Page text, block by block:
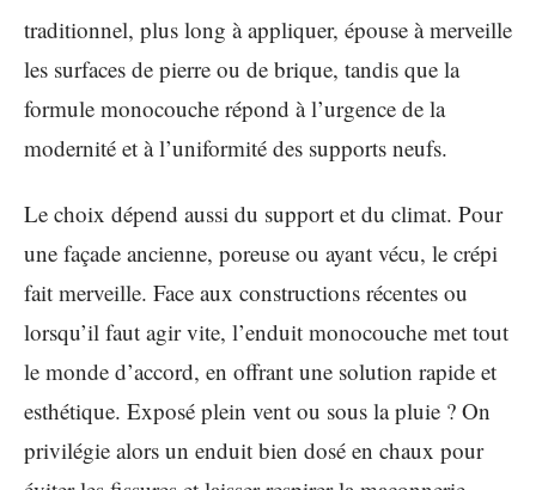
traditionnel, plus long à appliquer, épouse à merveille
les surfaces de pierre ou de brique, tandis que la
formule monocouche répond à l’urgence de la
modernité et à l’uniformité des supports neufs.
Le choix dépend aussi du support et du climat. Pour
une façade ancienne, poreuse ou ayant vécu, le crépi
fait merveille. Face aux constructions récentes ou
lorsqu’il faut agir vite, l’enduit monocouche met tout
le monde d’accord, en offrant une solution rapide et
esthétique. Exposé plein vent ou sous la pluie ? On
privilégie alors un enduit bien dosé en chaux pour